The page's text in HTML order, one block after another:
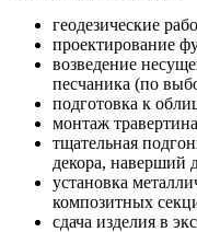
геодезические
проектирование
возведение
песчаника (по
подготовка к
монтаж
тщательная
декора, наверший
установка
композитных
сдача изделия в